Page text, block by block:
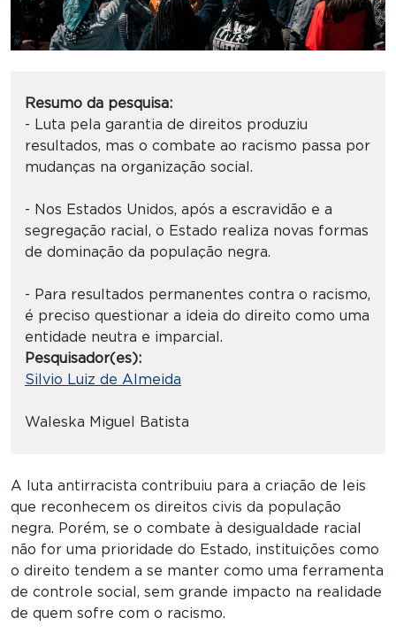
Resumo da pesquisa:
- Luta pela garantia de direitos produziu
resultados, mas o combate ao racismo passa por
mudanças na organização social.
- Nos Estados Unidos, após a escravidão e a
segregação racial, o Estado realiza novas formas
de dominação da população negra.
- Para resultados permanentes contra o racismo,
é preciso questionar a ideia do direito como uma
entidade neutra e imparcial.
Pesquisador(es):
Silvio Luiz de Almeida
Waleska Miguel Batista
A luta antirracista contribuiu para a criação de leis
que reconhecem os direitos civis da população
negra. Porém, se o combate à desigualdade racial
não for uma prioridade do Estado, instituições como
o direito tendem a se manter como uma ferramenta
de controle social, sem grande impacto na realidade
de quem sofre com o racismo.